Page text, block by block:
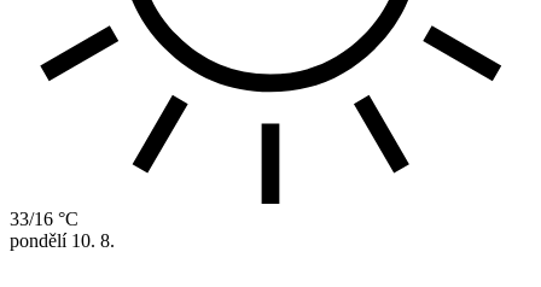
33/16 °C
pondělí 10. 8.